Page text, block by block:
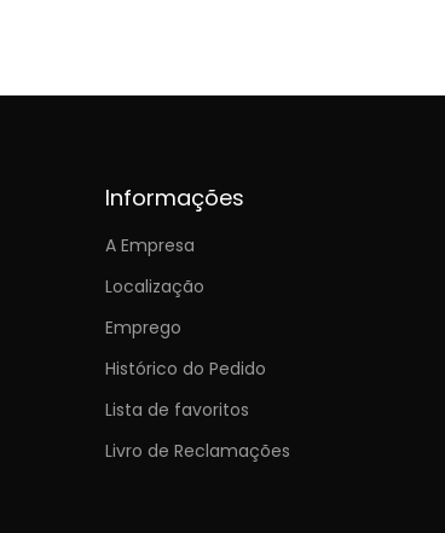
Informações
A Empresa
Localização
Emprego
Histórico do Pedido
Lista de favoritos
Livro de Reclamações